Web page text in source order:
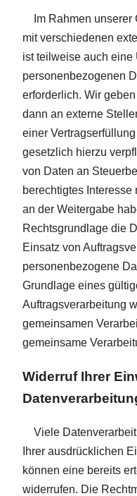
Im Rahmen
mit verschiedenen
ist teilweise auch eine
personenbezogenen
erforderlich. Wir
dann an externe
einer
gesetzlich hierzu
von Daten an
berechtigtes Interesse
an der Weitergabe
Rechtsgrundlage die
Einsatz von
personenbezogene
Grundlage eines
Auftragsverarbeitung
gemeinsamen
gemeinsame
Widerruf Ihrer
Viele
Ihrer ausdrücklichen
können eine bereits
widerrufen. Die